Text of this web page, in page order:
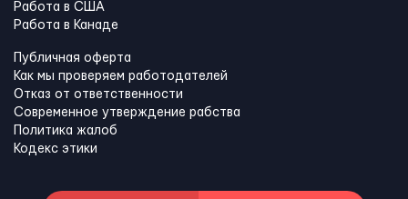
Работа в США
Работа в Канадe
Публичная оферта
Как мы проверяем работодателей
Отказ от ответственности
Современное утверждение рабства
Политика жалоб
Кодекс этики